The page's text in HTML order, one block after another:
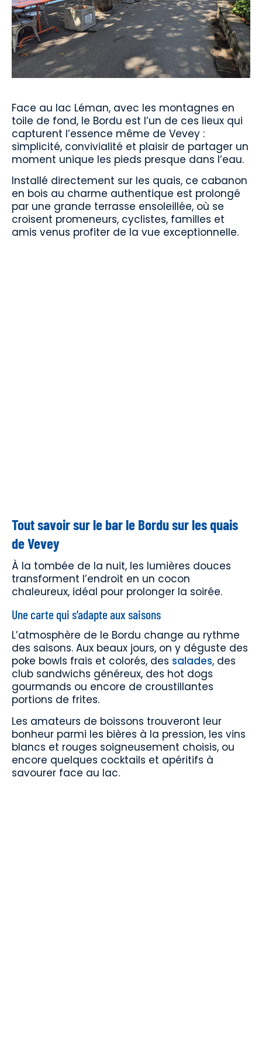
Face au lac Léman, avec les montagnes en
toile de fond, le Bordu est l’un de ces lieux qui
capturent l’essence même de Vevey :
simplicité, convivialité et plaisir de partager un
moment unique les pieds presque dans l’eau.
Installé directement sur les quais, ce cabanon
en bois au charme authentique est prolongé
par une grande terrasse ensoleillée, où se
croisent promeneurs, cyclistes, familles et
amis venus profiter de la vue exceptionnelle.
Tout savoir sur le bar le Bordu sur les quais
de Vevey
À la tombée de la nuit, les lumières douces
transforment l’endroit en un cocon
chaleureux, idéal pour prolonger la soirée.
Une carte qui s’adapte aux saisons
L’atmosphère de le Bordu change au rythme
des saisons. Aux beaux jours, on y déguste des
poke bowls frais et colorés, des salades, des
club sandwichs généreux, des hot dogs
gourmands ou encore de croustillantes
portions de frites.
Les amateurs de boissons trouveront leur
bonheur parmi les bières à la pression, les vins
blancs et rouges soigneusement choisis, ou
encore quelques cocktails et apéritifs à
savourer face au lac.